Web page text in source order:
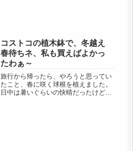
コストコの植木鉢で、冬越え
春待ちネ、私も買えばよかっ
たわぁ～
旅行から帰ったら、やろうと思ってい
たこと、春に咲く球根を植えました。
日中は暑いぐらいの快晴だったけど、